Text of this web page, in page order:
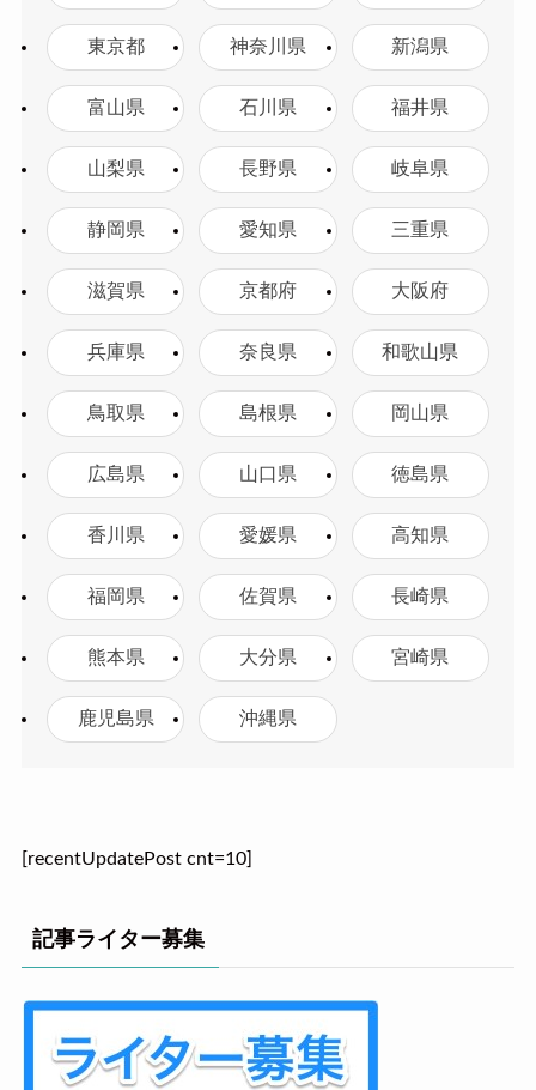
東京都 神奈川県 新潟県
富山県 石川県 福井県
山梨県 長野県 岐阜県
静岡県 愛知県 三重県
滋賀県 京都府 大阪府
兵庫県 奈良県 和歌山県
鳥取県 島根県 岡山県
広島県 山口県 徳島県
香川県 愛媛県 高知県
福岡県 佐賀県 長崎県
熊本県 大分県 宮崎県
鹿児島県 沖縄県
[recentUpdatePost cnt=10]
記事ライター募集